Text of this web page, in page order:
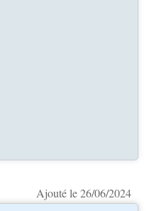
Ajouté le 26/06/2024